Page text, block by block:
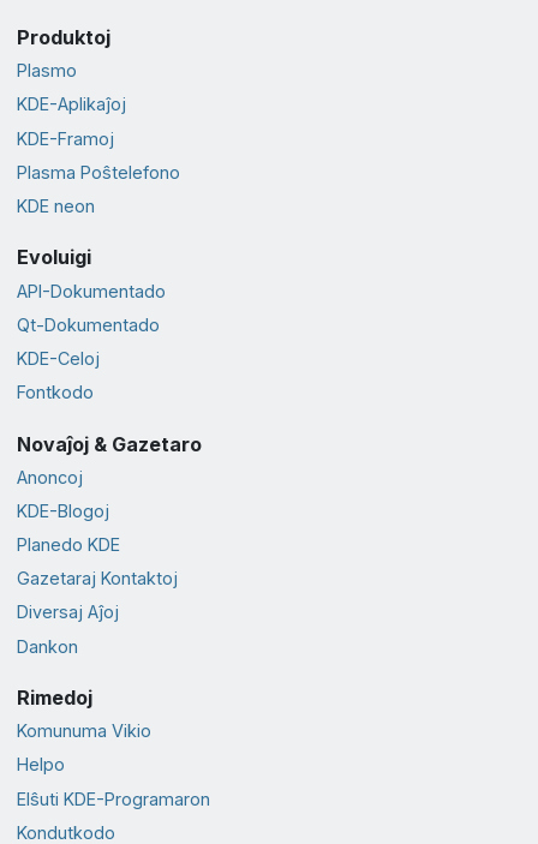
Produktoj
Plasmo
KDE-Aplikaĵoj
KDE-Framoj
Plasma Poŝtelefono
KDE neon
Evoluigi
API-Dokumentado
Qt-Dokumentado
KDE-Celoj
Fontkodo
Novaĵoj & Gazetaro
Anoncoj
KDE-Blogoj
Planedo KDE
Gazetaraj Kontaktoj
Diversaj Aĵoj
Dankon
Rimedoj
Komunuma Vikio
Helpo
Elŝuti KDE-Programaron
Kondutkodo